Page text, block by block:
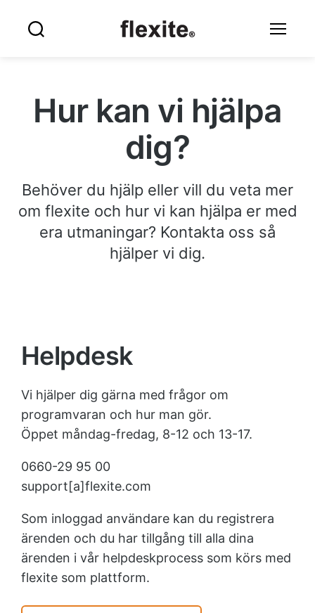
Hur kan vi hjälpa
dig?
Behöver du hjälp eller vill du veta mer
om flexite och hur vi kan hjälpa er med
era utmaningar? Kontakta oss så
hjälper vi dig.
Helpdesk
Vi hjälper dig gärna med frågor om
programvaran och hur man gör.
Öppet måndag-fredag, 8-12 och 13-17.
0660-29 95 00
support[a]flexite.com
Som inloggad användare kan du registrera
ärenden och du har tillgång till alla dina
ärenden i vår helpdeskprocess som körs med
flexite som plattform.